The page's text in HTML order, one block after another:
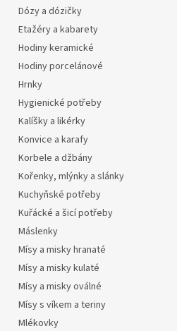
Dózy a dózičky
Etažéry a kabarety
Hodiny keramické
Hodiny porcelánové
Hrnky
Hygienické potřeby
Kalíšky a likérky
Konvice a karafy
Korbele a džbány
Kořenky, mlýnky a slánky
Kuchyňské potřeby
Kuřácké a šicí potřeby
Máslenky
Mísy a misky hranaté
Mísy a misky kulaté
Mísy a misky oválné
Mísy s víkem a teriny
Mlékovky